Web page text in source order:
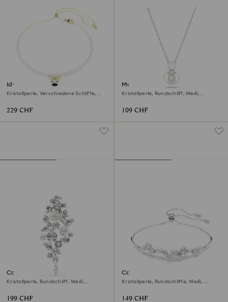
Idyllia Halsband
Kristallperle, Verschiedene Schliffe,
229 CHF
Matrix Anhänger
Kristallperle, Rundschliff, Weiß,
109 CHF
Constella Brosche
Kristallperle, Rundschliff, Weiß,
199 CHF
Constella Armreif
Kristallperle, Rundschliffe, Weiß,
149 CHF